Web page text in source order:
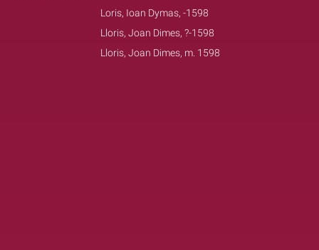
Loris, Ioan Dymas, -1598
Lloris, Joan Dimes, ?-1598
Lloris, Joan Dimes, m. 1598